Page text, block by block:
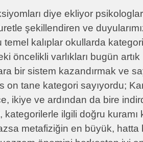
diye ekliyor
şekillendiren ve
temel kalıplar okullarda
öncelikli varlıkları bugün artık
bir sistem kazandırmak ve
on tane kategori sayıyordu;
ikiye ve ardından da bire
kategorilerle ilgili doğru
metafiziğin en büyük, hatta